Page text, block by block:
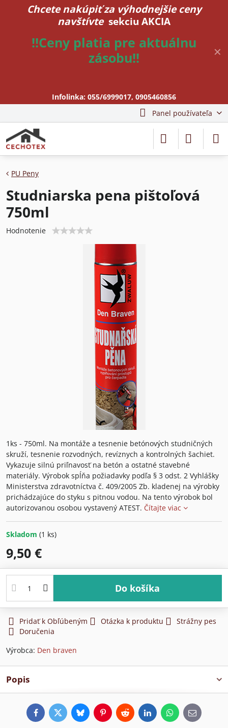
✕
Chcete nakúpiť za výhodnejšie ceny
navštívte sekciu AKCIA
!!Ceny platia pre aktuálnu
zásobu!!
Infolinka: 055/6999017, 0905460856
Panel používateľa
PU Peny
Studniarska pena pištoľová
750ml
Hodnotenie
1ks - 750ml. Na montáže a tesnenie betónových studničných
skruží, tesnenie rozvodných, revíznych a kontrolných šachiet.
Vykazuje silnú priľnavosť na betón a ostatné stavebné
materiály. Výrobok spĺňa požiadavky podľa § 3 odst. 2 Vyhlášky
Ministerstva zdravotníctva č. 409/2005 Zb. kladenej na výrobky
prichádzajúce do styku s pitnou vodou. Na tento výrobok bol
autorizovanou osobou vystavený ATEST. Čítajte viac
Skladom (1 ks)
9,50 €
Do košíka
Pridať k Obľúbeným Otázka k produktu
Strážny pes
Doručenia
Výrobca: Den braven
Popis
FacebookTwitterBlueskyPinterestRedditLinkedInWhatsApp
E-
mail